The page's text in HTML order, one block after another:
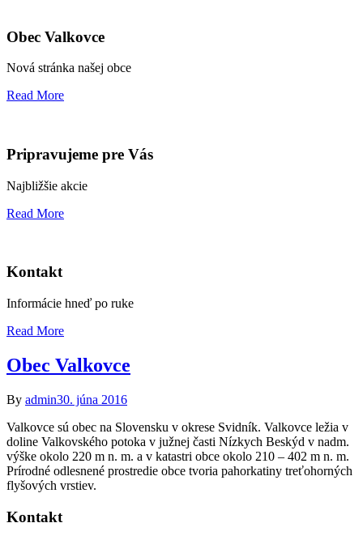
Obec Valkovce
Nová stránka našej obce
Read More
Pripravujeme pre Vás
Najbližšie akcie
Read More
Kontakt
Informácie hneď po ruke
Read More
Obec Valkovce
By admin30. júna 2016
Valkovce sú obec na Slovensku v okrese Svidník. Valkovce ležia v
doline Valkovského potoka v južnej časti Nízkych Beskýd v nadm.
výške okolo 220 m n. m. a v katastri obce okolo 210 – 402 m n. m.
Prírodné odlesnené prostredie obce tvoria pahorkatiny treťohorných
flyšových vrstiev.
Kontakt